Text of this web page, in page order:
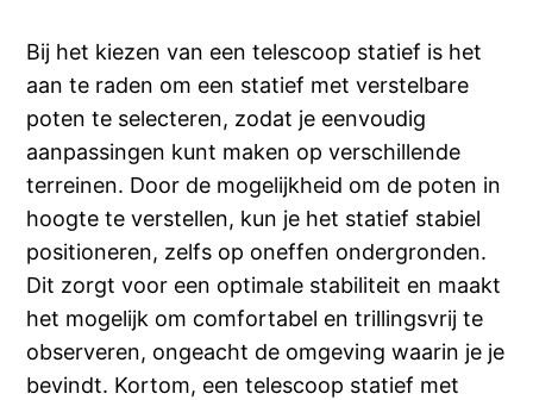
Bij het kiezen van een telescoop statief is het
aan te raden om een statief met verstelbare
poten te selecteren, zodat je eenvoudig
aanpassingen kunt maken op verschillende
terreinen. Door de mogelijkheid om de poten in
hoogte te verstellen, kun je het statief stabiel
positioneren, zelfs op oneffen ondergronden.
Dit zorgt voor een optimale stabiliteit en maakt
het mogelijk om comfortabel en trillingsvrij te
observeren, ongeacht de omgeving waarin je je
bevindt. Kortom, een telescoop statief met